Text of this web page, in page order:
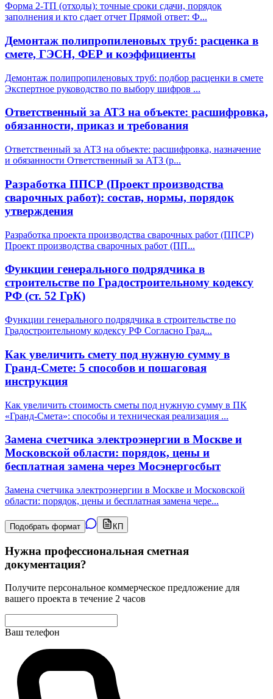
Форма 2-ТП (отходы): точные сроки сдачи, порядок
заполнения и кто сдает отчет Прямой ответ: Ф...
Демонтаж полипропиленовых труб: расценка в
смете, ГЭСН, ФЕР и коэффициенты
Демонтаж полипропиленовых труб: подбор расценки в смете
Экспертное руководство по выбору шифров ...
Ответственный за АТЗ на объекте: расшифровка,
обязанности, приказ и требования
Ответственный за АТЗ на объекте: расшифровка, назначение
и обязанности Ответственный за АТЗ (р...
Разработка ППСР (Проект производства
сварочных работ): состав, нормы, порядок
утверждения
Разработка проекта производства сварочных работ (ППСР)
Проект производства сварочных работ (ПП...
Функции генерального подрядчика в
строительстве по Градостроительному кодексу
РФ (ст. 52 ГрК)
Функции генерального подрядчика в строительстве по
Градостроительному кодексу РФ Согласно Град...
Как увеличить смету под нужную сумму в
Гранд-Смете: 5 способов и пошаговая
инструкция
Как увеличить стоимость сметы под нужную сумму в ПК
«Гранд-Смета»: способы и техническая реализация ...
Замена счетчика электроэнергии в Москве и
Московской области: порядок, цены и
бесплатная замена через Мосэнергосбыт
Замена счетчика электроэнергии в Москве и Московской
области: порядок, цены и бесплатная замена чере...
Подобрать формат КП
Нужна профессиональная сметная
документация?
Получите персональное коммерческое предложение для
вашего проекта в течение 2 часов
Ваш телефон